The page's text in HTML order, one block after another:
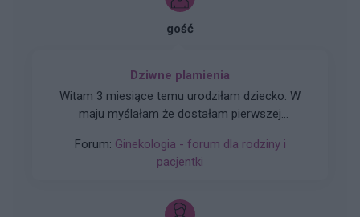
gość
Dziwne plamienia
Witam 3 miesiące temu urodziłam dziecko. W
maju myślałam że dostałam pierwszej
typowe jak na okres. Przypominało to bardziej
takie plamienie i to nie żywą różową Kris ze
dnia był a na drugi dzień było czysto. I robi się
Forum: Ginekologia - forum dla rodziny i
pacjentki